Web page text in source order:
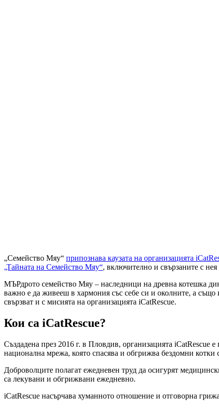
„Семейство Мяу“ припознава каузата на организацията
„Тайната на Семейство Мяу“, включително и свързаните с
МЪРдрото семейство Мяу – наследници на древна котешка
важно е да живееш в хармония със себе си и околните, а
свързват и с мисията на организацията iCatRescue.
Кои са iCatRescue?
Създадена през 2016 г. в Пловдив, организацията iCatRescue
национална мрежа, която спасява и обгрижва бездомни
Доброволците полагат ежедневен труд да осигурят
са лекувани и обгрижвани ежедневно.
iCatRescue насърчава хуманното отношение и отговорна